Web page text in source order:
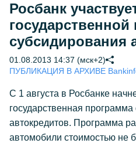
Росбанк
субсидирования
01.08.2013 14:37 (мск+2)
ПУБЛИКАЦИЯ В АРХИВЕ
С 1 августа в Росбанке
государственная
автокредитов. Программа
автомобили стоимостью не